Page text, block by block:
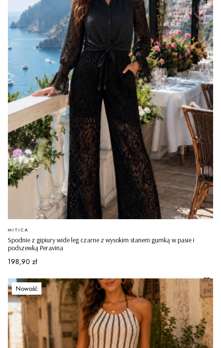
Spodnie z gipiury wide leg czarne z wysokim stanem gumką w pasie i
podszewką Peravina
PRODUCENT
MITICA
Cena
198,90 zł
Nowość